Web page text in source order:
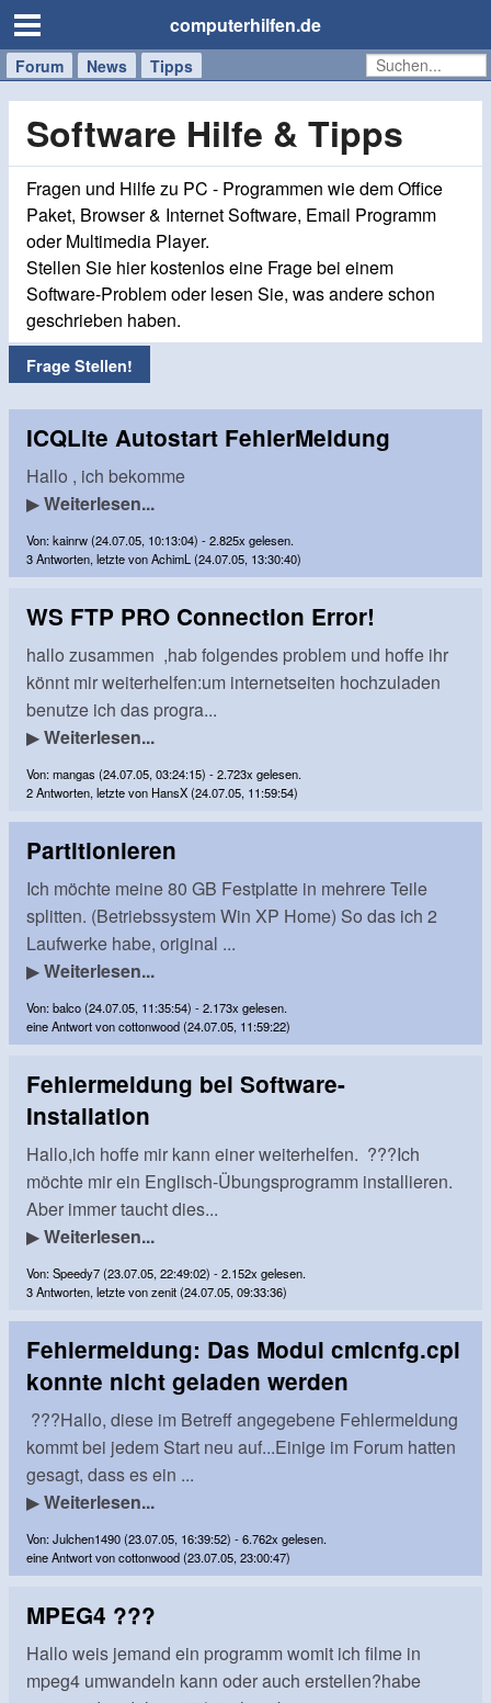
computerhilfen.de
Forum News Tipps
Handy
Windows
Mac
Software Hilfe & Tipps
Fragen und Hilfe zu PC - Programmen wie dem Office
Paket, Browser & Internet Software, Email Programm
oder Multimedia Player.
Stellen Sie hier kostenlos eine Frage bei einem
Software-Problem oder lesen Sie, was andere schon
geschrieben haben.
Frage Stellen!
ICQLite Autostart FehlerMeldung
Hallo , ich bekomme
▶Weiterlesen...
Von: kainrw (24.07.05, 10:13:04) - 2.825x gelesen.
3 Antworten, letzte von AchimL (24.07.05, 13:30:40)
WS FTP PRO Connection Error!
hallo zusammen ,hab folgendes problem und hoffe ihr
könnt mir weiterhelfen:um internetseiten hochzuladen
benutze ich das progra...
▶Weiterlesen...
Von: mangas (24.07.05, 03:24:15) - 2.723x gelesen.
2 Antworten, letzte von HansX (24.07.05, 11:59:54)
Partitionieren
Ich möchte meine 80 GB Festplatte in mehrere Teile
splitten. (Betriebssystem Win XP Home) So das ich 2
Laufwerke habe, original ...
▶Weiterlesen...
Von: balco (24.07.05, 11:35:54) - 2.173x gelesen.
eine Antwort von cottonwood (24.07.05, 11:59:22)
Fehlermeldung bei Software-
Installation
Hallo,ich hoffe mir kann einer weiterhelfen. ???Ich
möchte mir ein Englisch-Übungsprogramm installieren.
Aber immer taucht dies...
▶Weiterlesen...
Von: Speedy7 (23.07.05, 22:49:02) - 2.152x gelesen.
3 Antworten, letzte von zenit (24.07.05, 09:33:36)
Fehlermeldung: Das Modul cmicnfg.cpl
konnte nicht geladen werden
???Hallo, diese im Betreff angegebene Fehlermeldung
kommt bei jedem Start neu auf...Einige im Forum hatten
gesagt, dass es ein ...
▶Weiterlesen...
Von: Julchen1490 (23.07.05, 16:39:52) - 6.762x gelesen.
eine Antwort von cottonwood (23.07.05, 23:00:47)
MPEG4 ???
Hallo weis jemand ein programm womit ich filme in
mpeg4 umwandeln kann oder auch erstellen?habe